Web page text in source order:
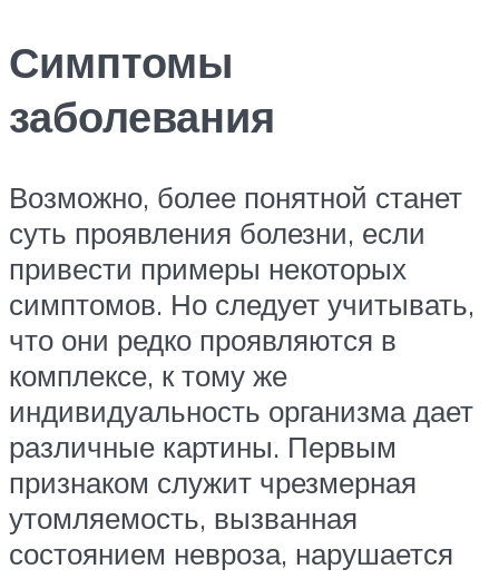
Симптомы
заболевания
Возможно, более понятной станет
суть проявления болезни, если
привести примеры некоторых
симптомов. Но следует учитывать,
что они редко проявляются в
комплексе, к тому же
индивидуальность организма дает
различные картины. Первым
признаком служит чрезмерная
утомляемость, вызванная
состоянием невроза, нарушается